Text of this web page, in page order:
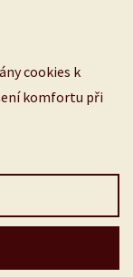
cookies k
komfortu při